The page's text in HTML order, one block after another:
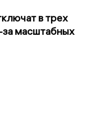
в трех
масштабных